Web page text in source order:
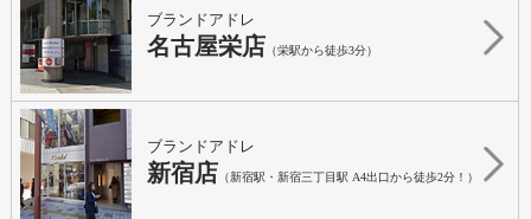
ブランドアドレ
名古屋栄店 （栄駅から徒歩3分）
ブランドアドレ
新宿店 （新宿駅・新宿三丁目駅 A4出口から徒歩2分！）